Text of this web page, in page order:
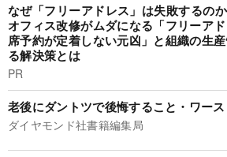
なぜ「フリーアドレス」は失敗するの
オフィス改修がムダになる「フリーア
席予約が定着しない元凶」と組織の生
る解決策とは
PR
老後にダントツで後悔すること・ワース
ダイヤモンド社書籍編集局